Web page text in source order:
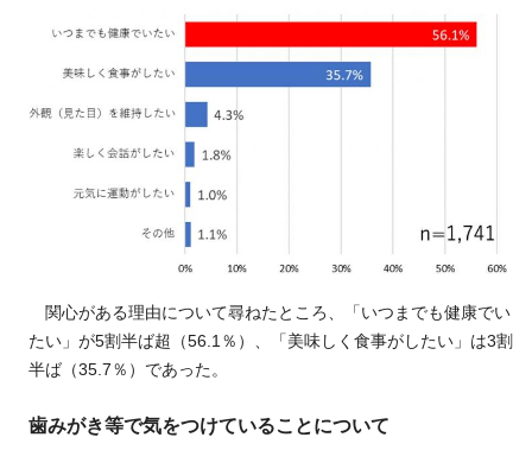
関心がある理由について尋ねたところ、「いつまでも健康でい
たい」が5割半ば超（56.1％）、「美味しく食事がしたい」は3割
半ば（35.7％）であった。
歯みがき等で気をつけていることについて